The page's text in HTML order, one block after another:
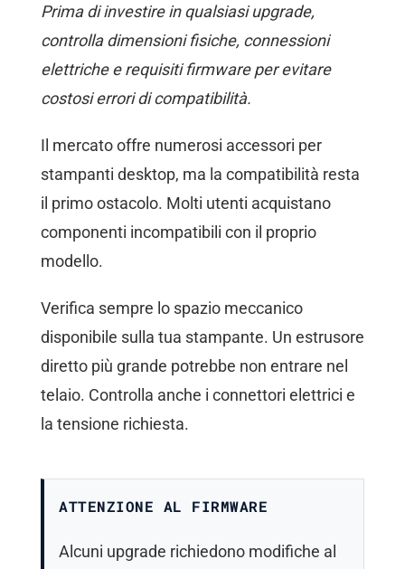
Prima di investire in qualsiasi upgrade,
controlla dimensioni fisiche, connessioni
elettriche e requisiti firmware per evitare
costosi errori di compatibilità.
Il mercato offre numerosi accessori per
stampanti desktop, ma la compatibilità resta
il primo ostacolo. Molti utenti acquistano
componenti incompatibili con il proprio
modello.
Verifica sempre lo spazio meccanico
disponibile sulla tua stampante. Un estrusore
diretto più grande potrebbe non entrare nel
telaio. Controlla anche i connettori elettrici e
la tensione richiesta.
ATTENZIONE AL FIRMWARE
Alcuni upgrade richiedono modifiche al